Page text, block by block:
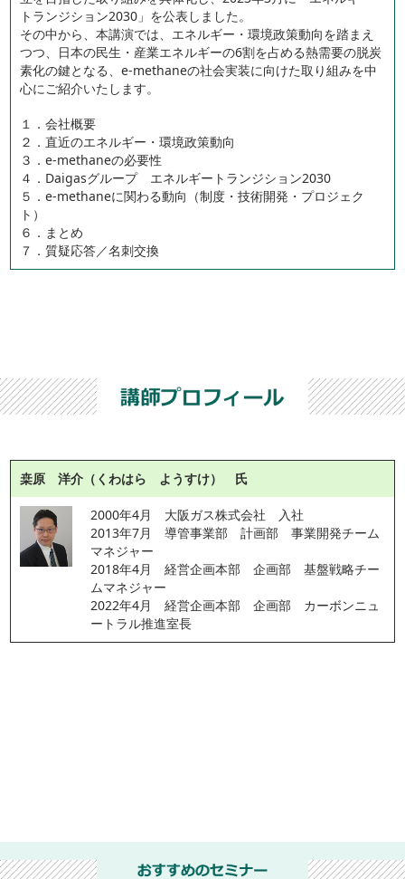
トランジション2030」を公表しました。
その中から、本講演では、エネルギー・環境政策動向を踏まえ
つつ、日本の民生・産業エネルギーの6割を占める熱需要の脱炭
素化の鍵となる、e-methaneの社会実装に向けた取り組みを中
心にご紹介いたします。
１．会社概要
２．直近のエネルギー・環境政策動向
３．e-methaneの必要性
４．Daigasグループ エネルギートランジション2030
５．e-methaneに関わる動向（制度・技術開発・プロジェク
ト）
６．まとめ
７．質疑応答／名刺交換
桒原 洋介（くわはら ようすけ） 氏
2000年4月　大阪ガス株式会社　入社
2013年7月　導管事業部　計画部　事業開発チーム
マネジャー
2018年4月　経営企画本部　企画部　基盤戦略チー
ムマネジャー
2022年4月　経営企画本部　企画部　カーボンニュ
ートラル推進室長